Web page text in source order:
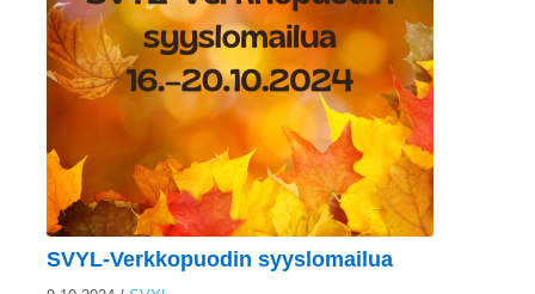
SVYL-Verkkopuodin syyslomailua